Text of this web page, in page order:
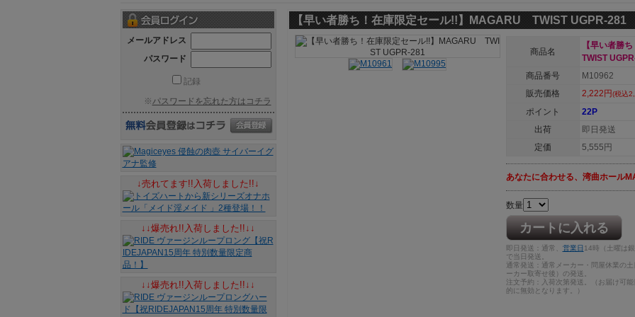
【早い者勝ち！在庫限定セール!!】MAGARU TWIST UGPR-281
商品名
【早い者勝
TWIST
商品番号
M10962
販売価格
2,222円(税込
ポイント
22P
出荷
即日発送
定価
5,555円
あなたに合わせる、湾曲ホール
数量
カートに入れる
即日発送：通常、 営業日 14時（土曜は
で当日発送。
通常発送：通常メーカー・問屋休業の
ーカー取寄せ後）の発送。
注文予約：入荷次第発送。（お届け可
的に無効となります。）
メールアドレス
パスワード
記録
※パスワードを忘れた方はコチラ
↓売れてます!!入荷しました!!↓
↓↓爆売れ!!入荷しました!!↓↓
↓↓爆売れ!!入荷しました!!↓↓